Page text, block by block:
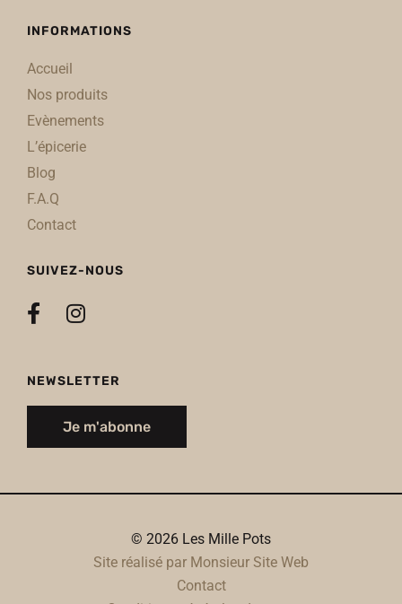
INFORMATIONS
Accueil
Nos produits
Evènements
L’épicerie
Blog
F.A.Q
Contact
SUIVEZ-NOUS
NEWSLETTER
Je m'abonne
© 2026 Les Mille Pots
Site réalisé par Monsieur Site Web
Contact